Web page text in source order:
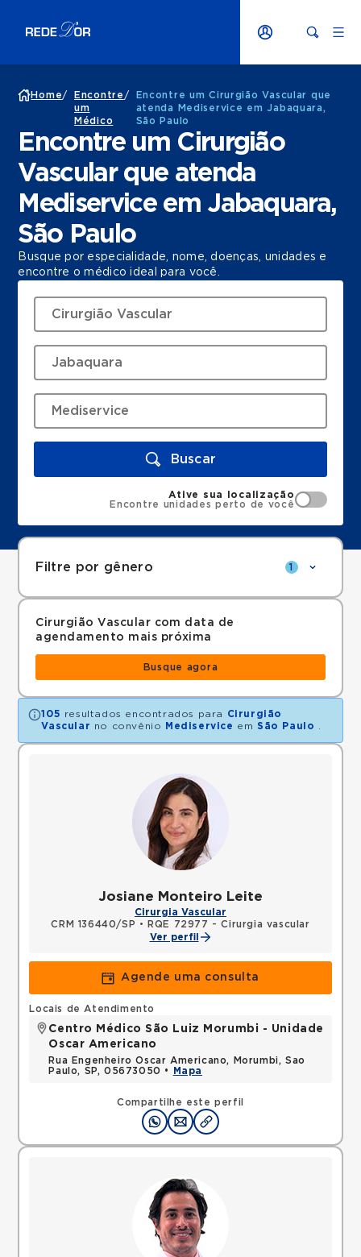
Home/
Encontre
um
Médico
/
Encontre um Cirurgião Vascular que
atenda Mediservice em Jabaquara,
São Paulo
Encontre um Cirurgião
Vascular que atenda
Mediservice em Jabaquara,
São Paulo
Busque por especialidade, nome, doenças, unidades e
encontre o médico ideal para você.
Buscar
Ative sua localização
Encontre unidades perto de você
Filtre por gênero 1
Cirurgião Vascular com data de
agendamento mais próxima
Busque agora
105 resultados encontrados para
Cirurgião
Vascular no convênio Mediservice em São Paulo
Josiane Monteiro Leite
Cirurgia Vascular
CRM 136440/SP •
RQE 72977 - Cirurgia vascular
Ver perfil
Agende uma consulta
Compartilhe este perfil
Locais de Atendimento
Centro Médico São Luiz Morumbi - Unidade
Oscar Americano
Rua Engenheiro Oscar Americano, Morumbi, Sao
Paulo, SP, 05673050 •
Mapa